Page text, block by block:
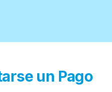
un Pago